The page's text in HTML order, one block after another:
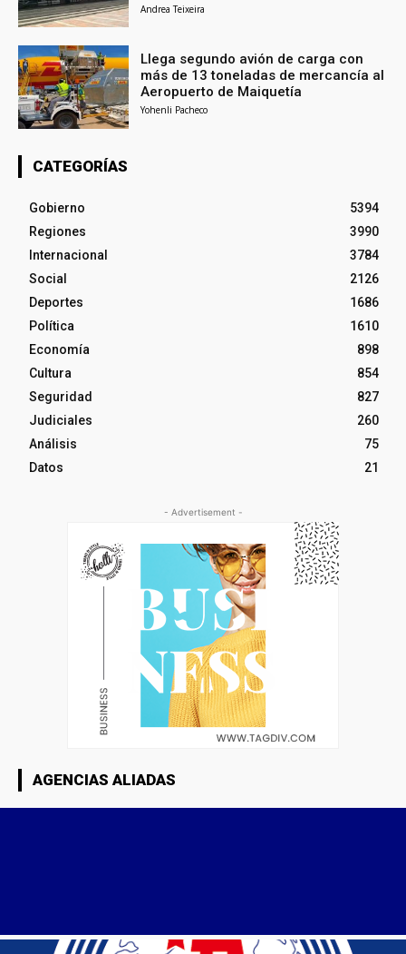
Andrea Teixeira
Llega segundo avión de carga con
más de 13 toneladas de mercancía al
Aeropuerto de Maiquetía
Yohenli Pacheco
CATEGORÍAS
Gobierno
5394
Regiones
3990
Internacional
3784
Social
2126
Deportes
1686
Política
1610
Economía
898
Cultura
854
Seguridad
827
Judiciales
260
Análisis
75
Datos
21
- Advertisement -
AGENCIAS ALIADAS